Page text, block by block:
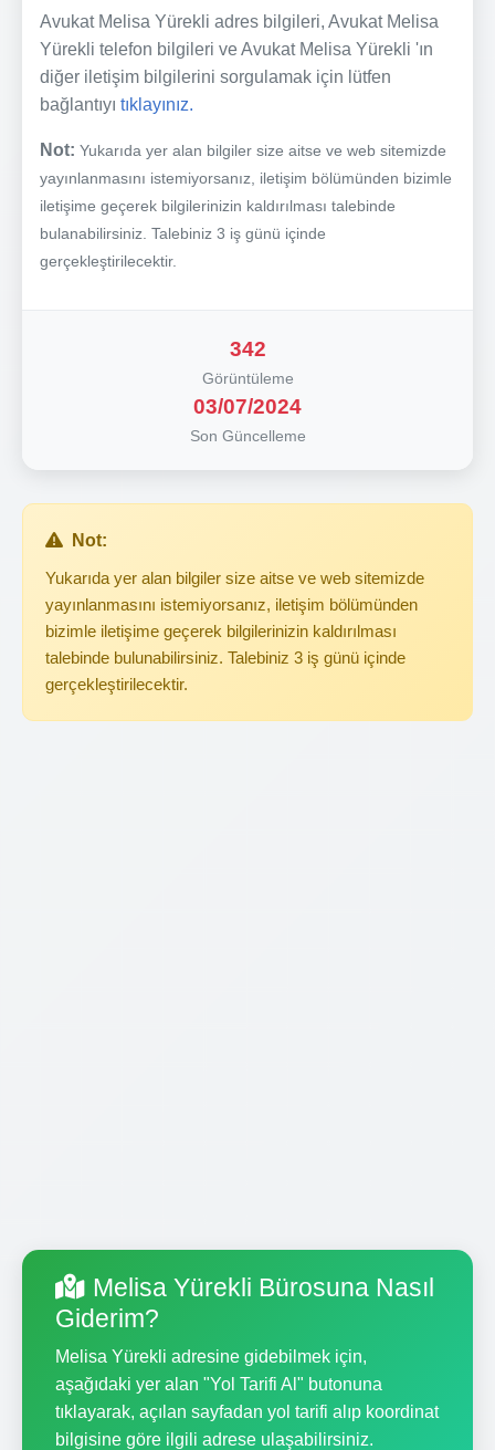
Avukat Melisa Yürekli adres bilgileri, Avukat Melisa
Yürekli telefon bilgileri ve Avukat Melisa Yürekli 'ın
diğer iletişim bilgilerini sorgulamak için lütfen
bağlantıyı tıklayınız.
Not: Yukarıda yer alan bilgiler size aitse ve web sitemizde
yayınlanmasını istemiyorsanız, iletişim bölümünden bizimle
iletişime geçerek bilgilerinizin kaldırılması talebinde
bulanabilirsiniz. Talebiniz 3 iş günü içinde
gerçekleştirilecektir.
342
Görüntüleme
03/07/2024
Son Güncelleme
Not:
Yukarıda yer alan bilgiler size aitse ve web sitemizde
yayınlanmasını istemiyorsanız, iletişim bölümünden
bizimle iletişime geçerek bilgilerinizin kaldırılması
talebinde bulunabilirsiniz. Talebiniz 3 iş günü içinde
gerçekleştirilecektir.
Melisa Yürekli Bürosuna Nasıl
Giderim?
Melisa Yürekli adresine gidebilmek için,
aşağıdaki yer alan "Yol Tarifi Al" butonuna
tıklayarak, açılan sayfadan yol tarifi alıp koordinat
bilgisine göre ilgili adrese ulaşabilirsiniz.